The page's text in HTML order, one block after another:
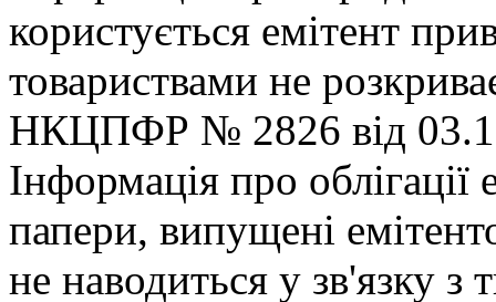
користується емiтент
товариствами не
НКЦПФР № 2826 вiд
Iнформацiя про
папери, випущенi
не наводиться у зв'язку